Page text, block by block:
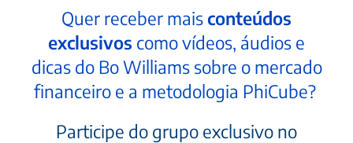
Quer receber mais conteúdos
exclusivos como vídeos, áudios e
dicas do Bo Williams sobre o mercado
financeiro e a metodologia PhiCube?
Participe do grupo exclusivo no